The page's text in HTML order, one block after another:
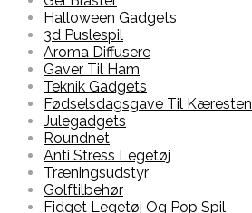
Halloween Gadgets
3d Puslespil
Aroma Diffusere
Gaver Til Ham
Teknik Gadgets
Fødselsdagsgave Til Kæresten
Julegadgets
Roundnet
Anti Stress Legetøj
Træningsudstyr
Golftilbehør
Fidget Legetøj Og Pop Spil